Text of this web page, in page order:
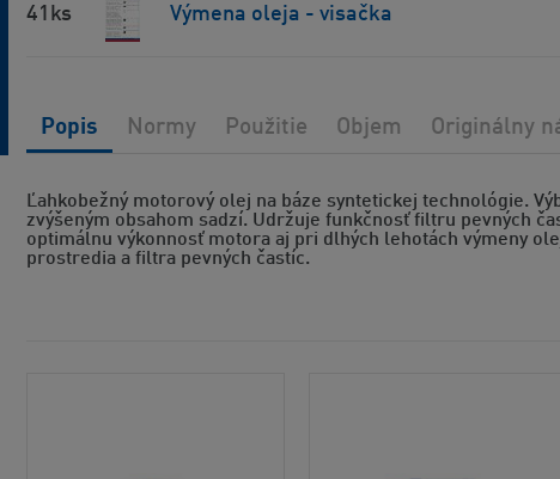
Výmena oleja - visačka
41ks
Ľahkobežný motorový olej na báze syntetickej technológie.
zvýšeným obsahom sadzí. Udržuje funkčnosť filtru pevných
optimálnu výkonnosť motora aj pri dlhých lehotách výmeny
prostredia a filtra pevných častíc.
Popis Normy Použitie Objem Originálny